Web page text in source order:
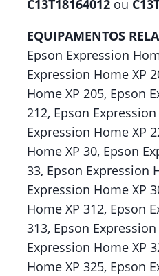
C13T18164012 ou
EQUIPAMENTOS
Epson Expression
Expression Home XP
Home XP 205, Epson
212, Epson
Expression Home XP
Home XP 30, Epson
33, Epson Expression
Expression Home XP
Home XP 312, Epson
313, Epson
Expression Home XP
Home XP 325, Epson